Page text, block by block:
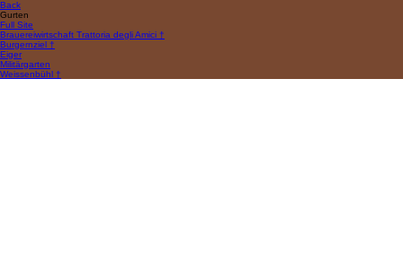
Back
Gurten
Full Site
Brauereiwirtschaft Trattoria degli Amici †
Burgernziel †
Eiger
Militärgarten
Weissenbühl †